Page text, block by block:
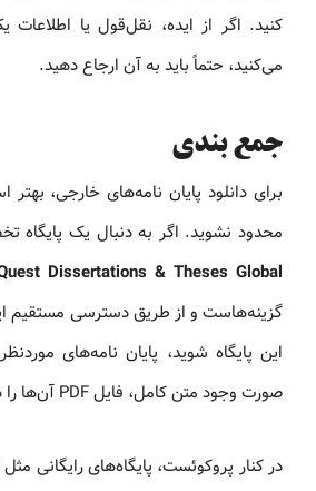
کنید. اگر از ایده، نقل‌قول یا اطلاعات
می‌کنید، حتماً باید به آن ارجاع دهید.
جمع بندی
برای دانلود پایان نامه‌های خارجی،
محدود نشوید. اگر به دنبال یک پایگاه
Dissertations & Theses Global
گزینه‌هاست و از طریق دسترسی مستقیم
این پایگاه شوید، پایان نامه‌های
صورت وجود متن کامل، فایل PDF آن‌ها را دریافت کنید.
در کنار پروکوئست، پایگاه‌های رایگانی مثل